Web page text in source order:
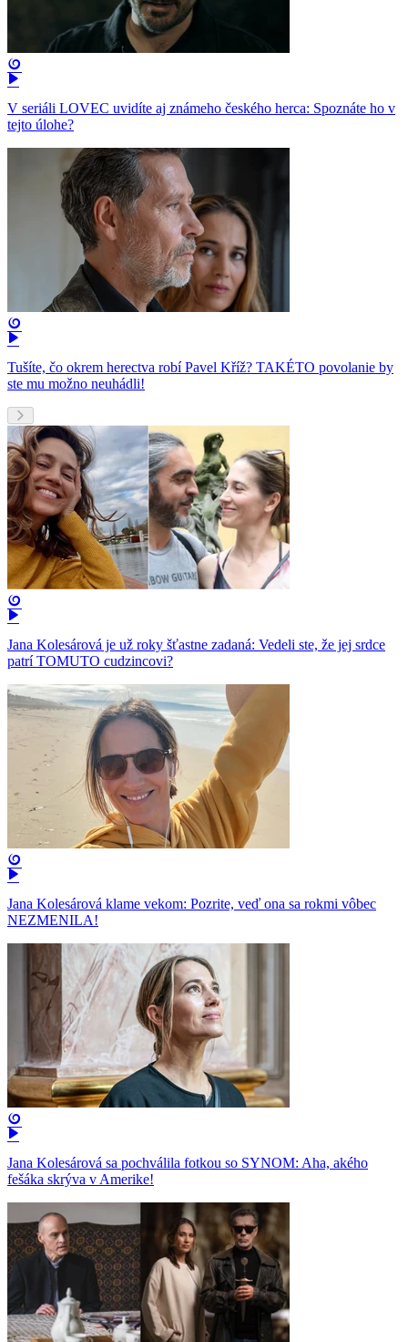
V seriáli LOVEC uvidíte aj známeho českého herca: Spoznáte ho v
tejto úlohe?
Tušíte, čo okrem herectva robí Pavel Kříž? TAKÉTO povolanie by
ste mu možno neuhádli!
Jana Kolesárová je už roky šťastne zadaná: Vedeli ste, že jej srdce
patrí TOMUTO cudzincovi?
Jana Kolesárová klame vekom: Pozrite, veď ona sa rokmi vôbec
NEZMENILA!
Jana Kolesárová sa pochválila fotkou so SYNOM: Aha, akého
fešáka skrýva v Amerike!